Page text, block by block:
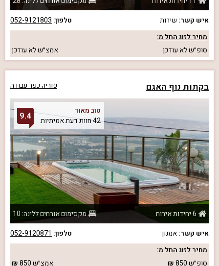
איש קשר: שירות טלפון: 052-9121803
מחיר לזוג החל מ:
סופ״שלא עודכן אמצ״שלא עודכן
בקתות נוף האגם פוריה כפר עבודה
טוב מאוד
42 חוות דעת אמיתיות
9.4
6 יחידות אירוח
מקסימום אורחים ללינה: 10
איש קשר:אמנון טלפון: 052-9120871
מחיר לזוג החל מ:
סופ״ש850 אמצ״ש850